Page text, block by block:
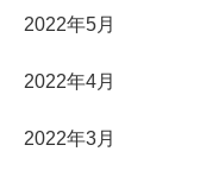
2022年5月
2022年4月
2022年3月